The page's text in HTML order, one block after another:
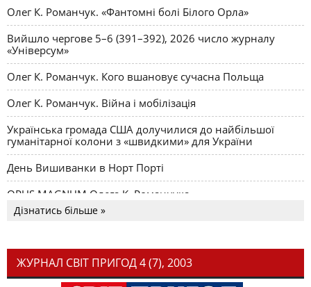
Олег К. Романчук. «Фантомні болі Білого Орла»
Вийшло чергове 5–6 (391–392), 2026 число журналу
«Універсум»
Олег К. Романчук. Кого вшановує сучасна Польща
Олег К. Романчук. Війна і мобілізація
Українська громада США долучилися до найбільшої
гуманітарної колони з «швидкими» для України
День Вишиванки в Норт Порті
OPUS MAGNUM Олега К. Романчука
Дізнатись більше »
ЖУРНАЛ СВІТ ПРИГОД 4 (7), 2003